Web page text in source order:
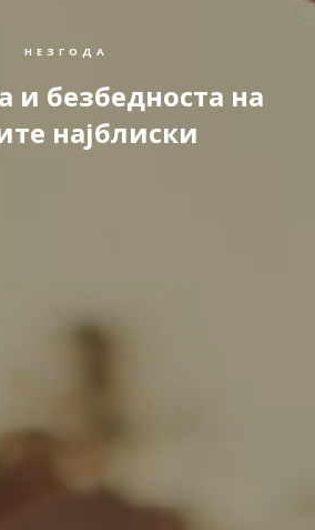
НЕЗГОДА
и безбедноста на
најблиски